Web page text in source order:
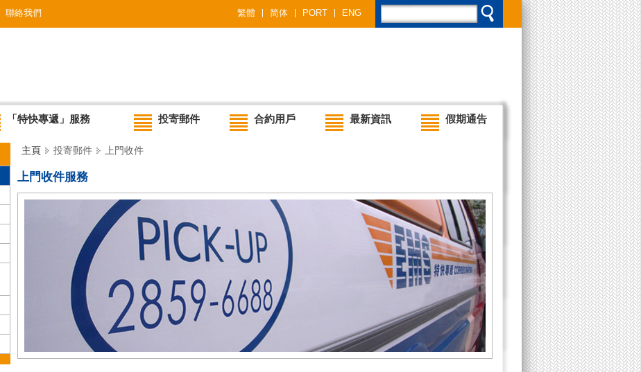
聯絡我們 繁體 简体 PORT ENG
「特快專遞」服務 投寄郵件 合約用戶 最新資訊 假期通告
主頁 投寄郵件 上門收件
上門收件服務